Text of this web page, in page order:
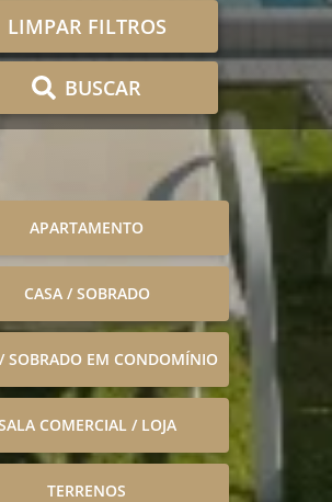
LIMPAR FILTROS
BUSCAR
APARTAMENTO
CASA / SOBRADO
SOBRADO EM CONDOMÍNIO
COMERCIAL / LOJA
TERRENOS